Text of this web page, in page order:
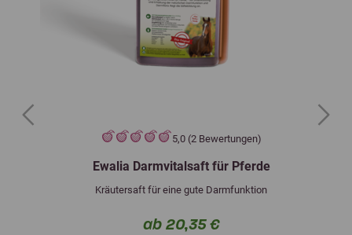
5,0 (2 Bewertungen)
Ewalia Darmvitalsaft für Pferde
Kräutersaft für eine gute Darmfunktion
ab 20,35 €
Previous Next